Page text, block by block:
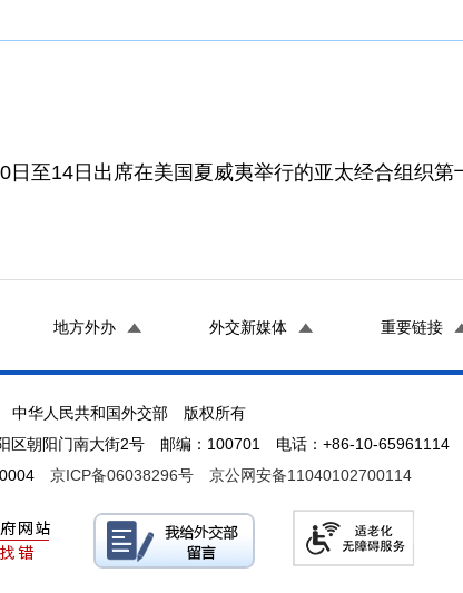
14日出席在美国夏威夷举行的亚太经合组织第
地方外办 外交新媒体 重要链接
中华人民共和国外交部 版权所有
区朝阳门南大街2号 邮编：100701 电话：+86-10-65961114
京ICP备06038296号 京公网安备11040102700114